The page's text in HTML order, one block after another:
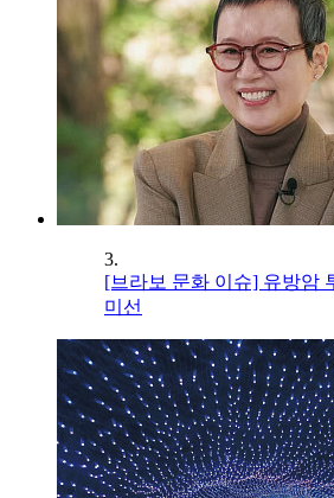
3.
[브라보 문화 이슈] 유방암
미선